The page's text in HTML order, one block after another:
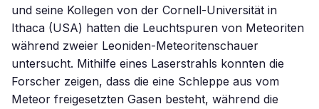
und seine Kollegen von der Cornell-Universität in
Ithaca (USA) hatten die Leuchtspuren von Meteoriten
während zweier Leoniden-Meteoritenschauer
untersucht. Mithilfe eines Laserstrahls konnten die
Forscher zeigen, dass die eine Schleppe aus vom
Meteor freigesetzten Gasen besteht, während die